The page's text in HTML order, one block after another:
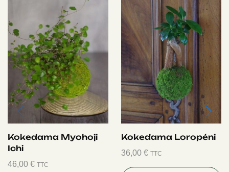
Kokedama Myohoji
Ichi
46,00 € TTC
Kokedama Loropéni
36,00 € TTC